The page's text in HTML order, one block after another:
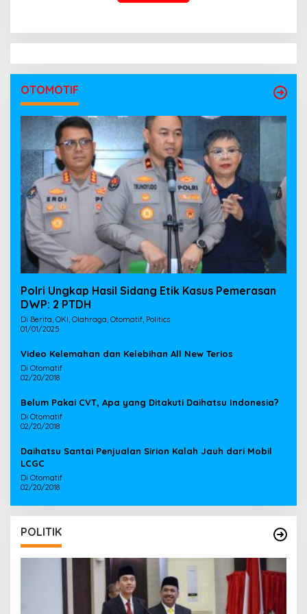
OTOMOTIF
Polri Ungkap Hasil Sidang Etik Kasus Pemerasan
DWP: 2 PTDH
Di Berita, OKI, Olahraga, Otomatif, Politics
01/01/2025
Video Kelemahan dan Kelebihan All New Terios
Di Otomatif
02/20/2018
Belum Pakai CVT, Apa yang Ditakuti Daihatsu Indonesia?
Di Otomatif
02/20/2018
Daihatsu Santai Penjualan Sirion Kalah Jauh dari Mobil
LCGC
Di Otomatif
02/20/2018
POLITIK